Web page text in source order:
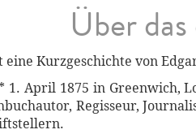
Über
Kurzgeschichte von
1. April 1875 in Greenwich,
Regisseur,